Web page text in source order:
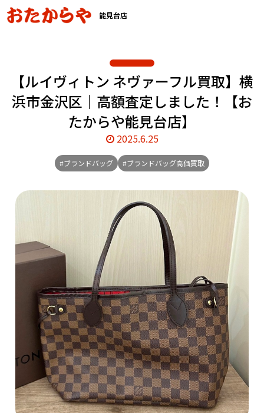
能見台店
【ルイヴィトン ネヴァーフル買取】横
浜市金沢区｜高額査定しました！【お
たからや能見台店】
2025.6.25
#ブランドバッグ #ブランドバッグ高価買取